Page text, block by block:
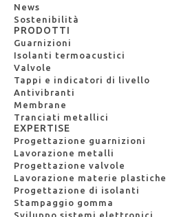
News
Sostenibilità
PRODOTTI
Guarnizioni
Isolanti termoacustici
Valvole
Tappi e indicatori di livello
Antivibranti
Membrane
Tranciati metallici
EXPERTISE
Progettazione guarnizioni
Lavorazione metalli
Progettazione valvole
Lavorazione materie plastiche
Progettazione di isolanti
Stampaggio gomma
Sviluppo sistemi elettronici